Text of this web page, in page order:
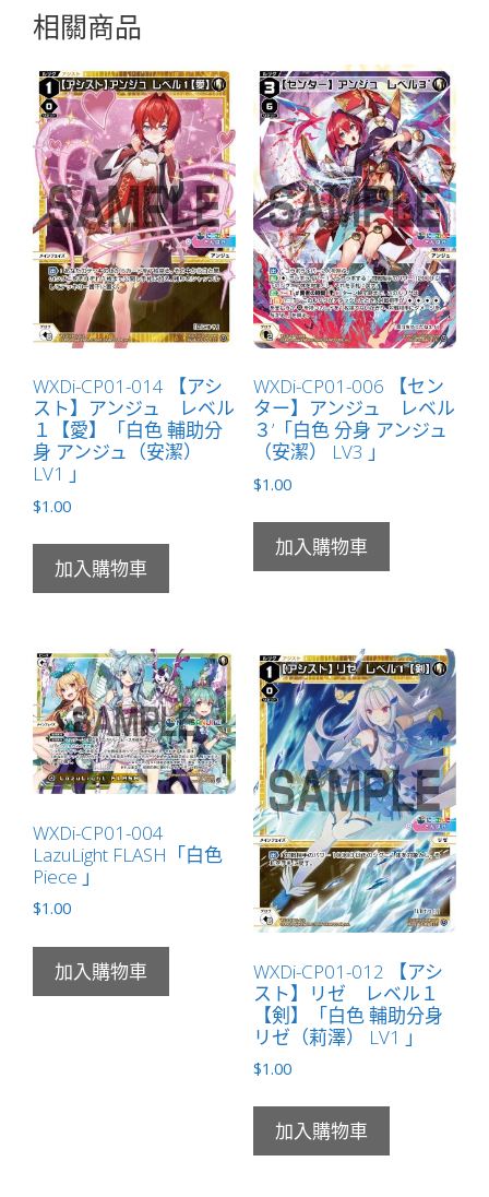
「黑
輔
助
分
身
美
兎
（美
兔）
LV2
」
量
相關商品
WXDi-CP01-014 【アシ
スト】アンジュ レベル
１【愛】「白色 輔助分
身 アンジュ（安潔）
LV1 」
$1.00
加入購物車
WXDi-CP01-006 【セン
ター】アンジュ レベル
３’「白色 分身 アンジュ
（安潔） LV3 」
$1.00
加入購物車
WXDi-CP01-004
LazuLight FLASH「白色
Piece 」
$1.00
加入購物車
WXDi-CP01-012 【アシ
スト】リゼ レベル１
【剣】「白色 輔助分身
リゼ（莉澤） LV1 」
$1.00
加入購物車